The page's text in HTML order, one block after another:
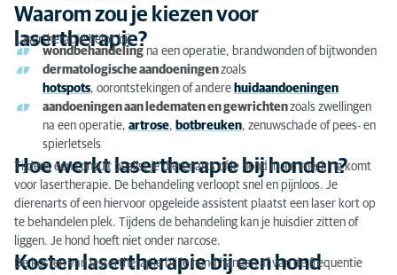
Waarom zou je kiezen voor
lasertherapie?
Lasertherapie helpt bij:
wondbehandeling na een operatie, brandwonden of bijtwonden
dermatologische aandoeningenzoals
hotspots, oorontstekingen of andere huidaandoeningen
aandoeningen aan ledematen en gewrichtenzoals zwellingen
na een operatie, artrose, botbreuken, zenuwschade of pees- en
spierletsels
Hoe werkt lasertherapie bij honden?
Tijdens een consult beslist je dierenarts of je hond in aanmerking komt
voor lasertherapie. De behandeling verloopt snel en pijnloos. Je
dierenarts of een hiervoor opgeleide assistent plaatst een laser kort op
te behandelen plek. Tijdens de behandeling kan je huisdier zitten of
liggen. Je hond hoeft niet onder narcose.
Kosten lasertherapie bij een hond
De kosten van lastertherapie bij je hond hangen af van de frequentie